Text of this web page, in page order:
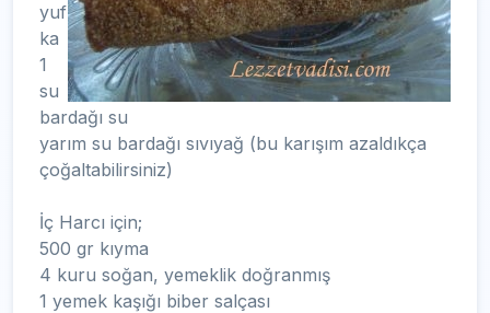
yuf
ka
1
su
bardağı su
yarım su bardağı sıvıyağ (bu karışım azaldıkça
çoğaltabilirsiniz)
İç Harcı için;
500 gr kıyma
4 kuru soğan, yemeklik doğranmış
1 yemek kaşığı biber salçası